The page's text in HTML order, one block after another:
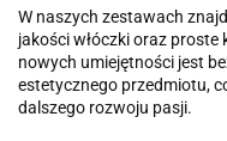
W naszych zestawach
jakości włóczki oraz proste
nowych umiejętności jest
estetycznego przedmiotu,
dalszego rozwoju pasji.